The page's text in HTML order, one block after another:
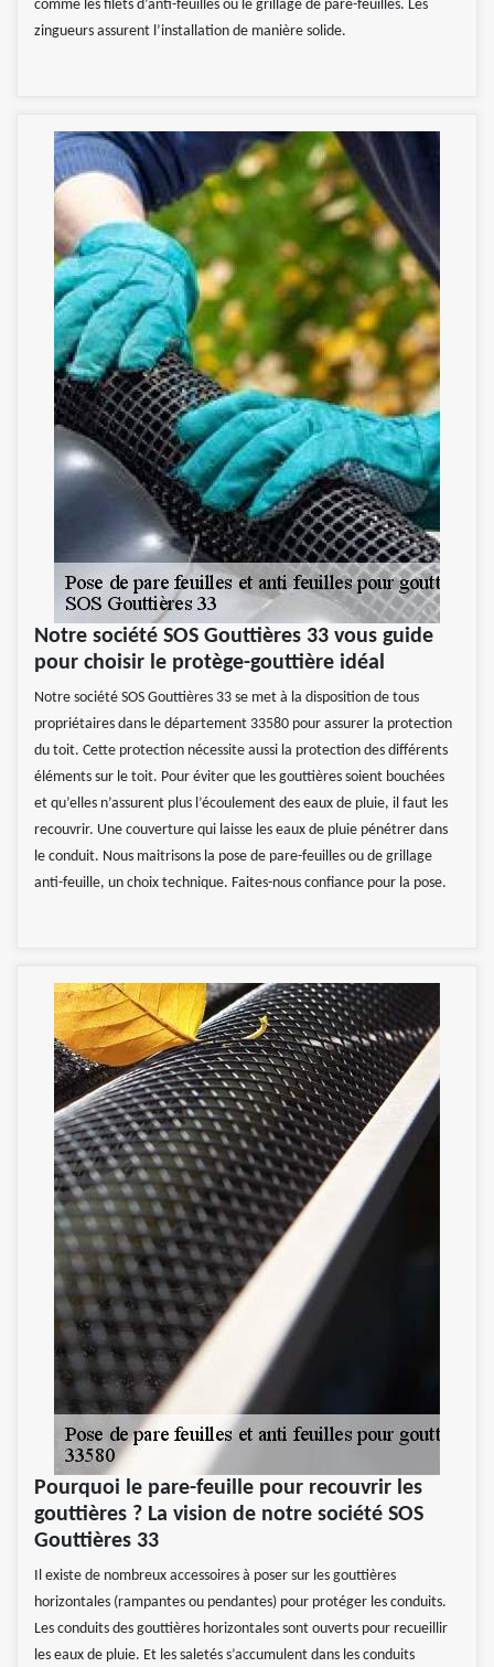
comme les filets d’anti-feuilles ou le grillage de pare-feuilles. Les
zingueurs assurent l’installation de manière solide.
Notre société SOS Gouttières 33 vous guide
pour choisir le protège-gouttière idéal
Notre société SOS Gouttières 33 se met à la disposition de tous
propriétaires dans le département 33580 pour assurer la protection
du toit. Cette protection nécessite aussi la protection des différents
éléments sur le toit. Pour éviter que les gouttières soient bouchées
et qu’elles n’assurent plus l’écoulement des eaux de pluie, il faut les
recouvrir. Une couverture qui laisse les eaux de pluie pénétrer dans
le conduit. Nous maitrisons la pose de pare-feuilles ou de grillage
anti-feuille, un choix technique. Faites-nous confiance pour la pose.
Pourquoi le pare-feuille pour recouvrir les
gouttières ? La vision de notre société SOS
Gouttières 33
Il existe de nombreux accessoires à poser sur les gouttières
horizontales (rampantes ou pendantes) pour protéger les conduits.
Les conduits des gouttières horizontales sont ouverts pour recueillir
les eaux de pluie. Et les saletés s’accumulent dans les conduits